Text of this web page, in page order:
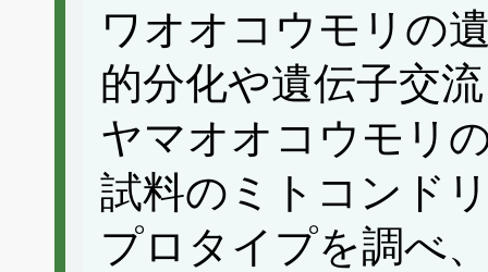
ワオオコウモリの
的分化や遺伝子交
ヤマオオコウモリ
試料のミトコンド
プロタイプを調べ